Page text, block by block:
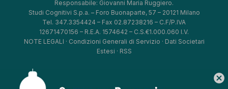
Responsabile: Giovanni Maria Ruggiero.
Studi Cognitivi S.p.a. – Foro Buonaparte, 57 – 20121 Milano
Tel. 347.3354424 – Fax 02.87238216 – C.F/P.IVA
12671470156 – R.E.A. 1574642 – C.S.€1.000.060 I.V.
NOTE LEGALI · Condizioni Generali di Servizio · Dati Societari
Estesi · RSS
cancel